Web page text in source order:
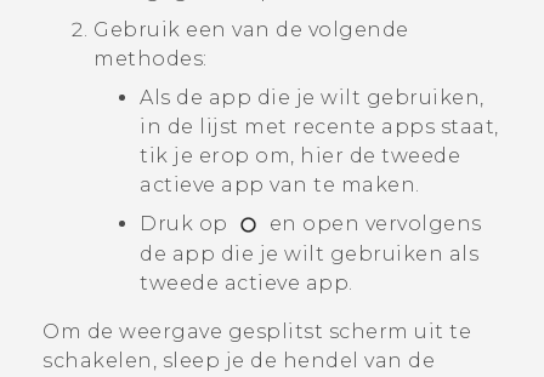
Gebruik een van de volgende
methodes:
Als de app die je wilt gebruiken,
in de lijst met recente apps staat,
tik je erop om, hier de tweede
actieve app van te maken.
Druk op
en open vervolgens
de app die je wilt gebruiken als
tweede actieve app.
Om de weergave gesplitst scherm uit te
schakelen, sleep je de hendel van de